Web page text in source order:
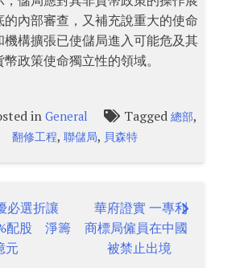
的內部審查，又補充說重大的使命
機構擴張已使儲局進入可能危及其
政策使命獨立性的領域。
inGeneral Tagged總部,
翻修工程,聯儲局, 貝森特
必選折讓
配股 淨籌
元
華府證實 一專利
商標局僱員在中國
被禁止出境